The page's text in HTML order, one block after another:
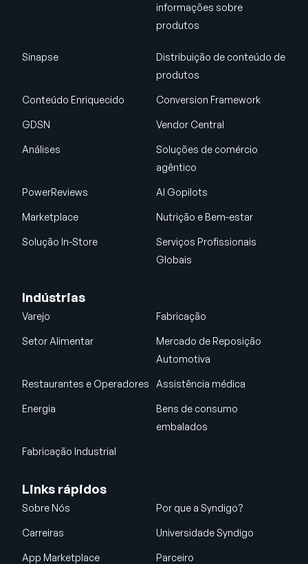
informações sobre
produtos
Sinapse
Distribuição de conteúdo de
produtos
Conteúdo Enriquecido Conversion Framework
GDSN Vendor Central
Análises
Soluções de comércio
agêntico
PowerReviews AI Gopilots
Marketplace Nutrição e Bem-estar
Solução In-Store
Serviços Profissionais
Globais
Indústrias
Varejo Fabricação
Setor Alimentar
Mercado de Reposição
Automotiva
Restaurantes e Operadores Assistência médica
Energia
Bens de consumo
embalados
Fabricação Industrial
Links rápidos
Sobre Nós Por que a Syndigo?
Carreiras Universidade Syndigo
App Marketplace Parceiro